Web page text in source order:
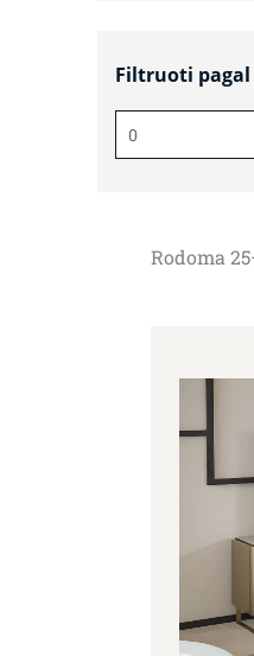
Filtruoti
Min
kaina
Rodoma